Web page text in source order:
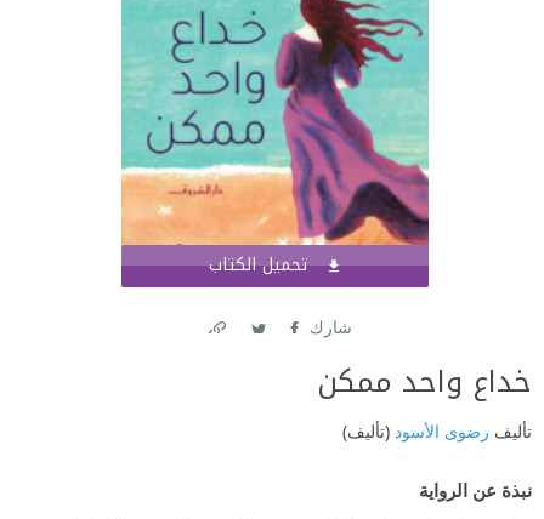
تحميل الكتاب
شارك
خداع واحد ممكن
تأليف رضوى الأسود (تأليف)
نبذة عن الرواية